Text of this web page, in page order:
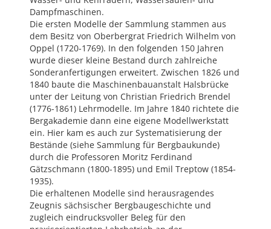
Dampfmaschinen.
Die ersten Modelle der Sammlung stammen aus
dem Besitz von Oberbergrat Friedrich Wilhelm von
Oppel (1720-1769). In den folgenden 150 Jahren
wurde dieser kleine Bestand durch zahlreiche
Sonderanfertigungen erweitert. Zwischen 1826 und
1840 baute die Maschinenbauanstalt Halsbrücke
unter der Leitung von Christian Friedrich Brendel
(1776-1861) Lehrmodelle. Im Jahre 1840 richtete die
Bergakademie dann eine eigene Modellwerkstatt
ein. Hier kam es auch zur Systematisierung der
Bestände (siehe Sammlung für Bergbaukunde)
durch die Professoren Moritz Ferdinand
Gätzschmann (1800-1895) und Emil Treptow (1854-
1935).
Die erhaltenen Modelle sind herausragendes
Zeugnis sächsischer Bergbaugeschichte und
zugleich eindrucksvoller Beleg für den